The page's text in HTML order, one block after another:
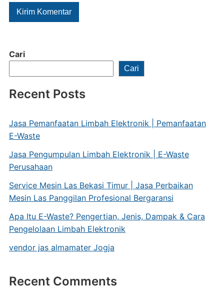
Cari
Cari
Recent Posts
Jasa Pemanfaatan Limbah Elektronik | Pemanfaatan
E-Waste
Jasa Pengumpulan Limbah Elektronik | E-Waste
Perusahaan
Service Mesin Las Bekasi Timur | Jasa Perbaikan
Mesin Las Panggilan Profesional Bergaransi
Apa Itu E-Waste? Pengertian, Jenis, Dampak & Cara
Pengelolaan Limbah Elektronik
vendor jas almamater Jogja
Recent Comments